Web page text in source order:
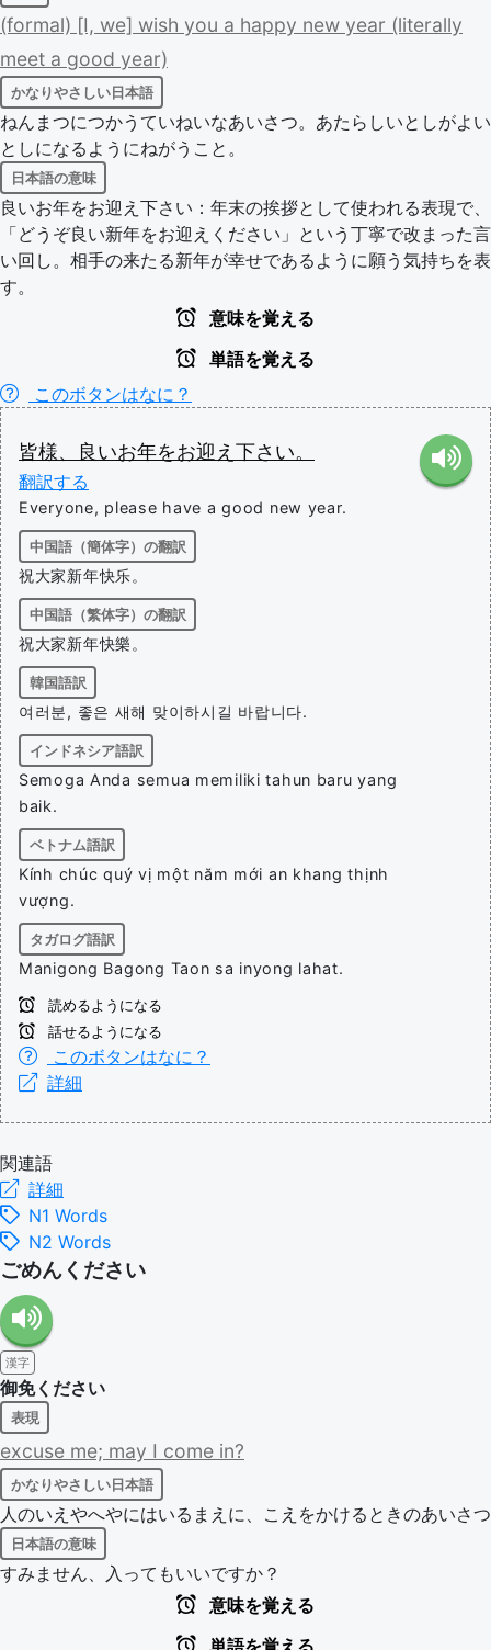
(formal) [I, we] wish you a happy new year (literally
meet a good year)
かなりやさしい日本語
ねんまつにつかうていねいなあいさつ。あたらしいとしがよい
としになるようにねがうこと。
日本語の意味
良いお年をお迎え下さい：年末の挨拶として使われる表現で、
「どうぞ良い新年をお迎えください」という丁寧で改まった言
い回し。相手の来たる新年が幸せであるように願う気持ちを表
す。
意味を覚える
単語を覚える
このボタンはなに？
皆様、 良いお年をお迎え 下さい。
翻訳する
Everyone, please have a good new year.
中国語（簡体字）の翻訳
祝大家新年快乐。
中国語（繁体字）の翻訳
祝大家新年快樂。
韓国語訳
여러분, 좋은 새해 맞이하시길 바랍니다.
インドネシア語訳
Semoga Anda semua memiliki tahun baru yang
baik.
ベトナム語訳
Kính chúc quý vị một năm mới an khang thịnh
vượng.
タガログ語訳
Manigong Bagong Taon sa inyong lahat.
読めるようになる
話せるようになる
このボタンはなに？
詳細
関連語
詳細
N1 Words
N2 Words
ごめんください
漢字
御免ください
表現
excuse me; may I come in?
かなりやさしい日本語
人のいえやへやにはいるまえに、こえをかけるときのあいさつ
日本語の意味
すみません、入ってもいいですか？
意味を覚える
単語を覚える